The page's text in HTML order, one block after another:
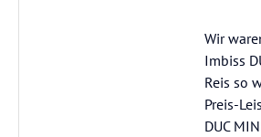
Wir
Imbiss
Reis so
Preis-
DUC